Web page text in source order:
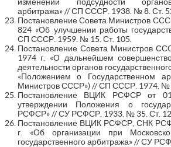
арбитража» // СП СССР. 1938. № 8. Ст.
Постановление Совета Министров
824 «Об улучшении работы
СП СССР. 1959. № 15. Ст. 105.
Постановление Совета Министров
1974 г. «О дальнейшем
деятельности органов
«Положением о Государственном
Министров СССР») // СП СССР. 1974. №
Постановление ВЦИК РСФСР от
утверждении Положения о
РСФСР» // СУ РСФСР. 1933. № 35. Ст.
Постановление ВЦИК РСФСР, СНК
г. «Об организации при
государственного арбитража» // СУ